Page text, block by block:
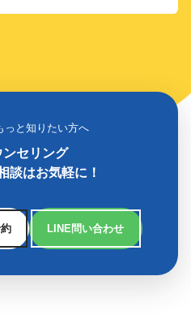
っと知りたい方へ
セリング
談はお気軽に！
LINE問い合わせ